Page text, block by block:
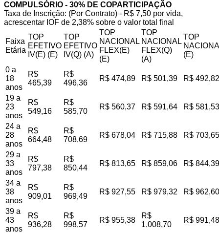
COMPULSÓRIO - 30% DE COPARTICIPAÇÃO
Taxa de Inscrição: (Por Contrato) - R$ 7,50 por vida,
acrescentar IOF de 2,38% sobre o valor total final
Faixa
Etária
TOP
EFETIVO
IV(E) (E)
TOP
EFETIVO
IV(Q) (A)
TOP
NACIONAL
FLEX(E)
(E)
TOP
NACIONAL
FLEX(Q)
(A)
TOP
(E)
0 a
18
anos
R$
465,39
R$
496,36
R$ 474,89 R$ 501,39 R$ 492,82
19 a
23
anos
R$
549,16
R$
585,70
R$ 560,37 R$ 591,64 R$ 581,53
24 a
28
anos
R$
664,48
R$
708,69
R$ 678,04 R$ 715,88 R$ 703,65
29 a
33
anos
R$
797,38
R$
850,44
R$ 813,65 R$ 859,06 R$ 844,39
34 a
38
anos
R$
909,01
R$
969,49
R$ 927,55 R$ 979,32 R$ 962,60
39 a
43
anos
R$
936,28
R$
998,57
R$ 955,38
R$
1.008,70
R$ 991,48